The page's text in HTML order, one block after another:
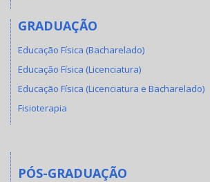
GRADUAÇÃO
Educação Física (Bacharelado)
Educação Física (Licenciatura)
Educação Física (Licenciatura e Bacharelado)
Fisioterapia
PÓS-GRADUAÇÃO